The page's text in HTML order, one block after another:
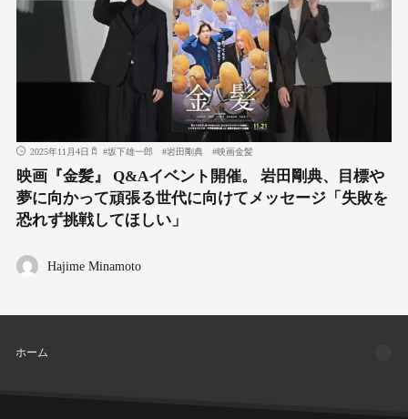
2025年11月4日 #坂下雄一郎 #岩田剛典 #映画金髪
映画『金髪』 Q&Aイベント開催。 岩田剛典、目標や
夢に向かって頑張る世代に向けてメッセージ「失敗を
恐れず挑戦してほしい」
Hajime Minamoto
ホーム